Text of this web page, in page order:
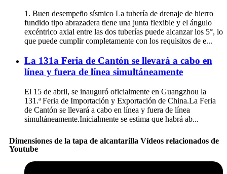
1. Buen desempeño sísmico La tubería de drenaje de hierro
fundido tipo abrazadera tiene una junta flexible y el ángulo
excéntrico axial entre las dos tuberías puede alcanzar los 5°, lo
que puede cumplir completamente con los requisitos de e...
La 131a Feria de Cantón se llevará a cabo en
línea y fuera de línea simultáneamente
El 15 de abril, se inauguró oficialmente en Guangzhou la
131.ª Feria de Importación y Exportación de China.La Feria
de Cantón se llevará a cabo en línea y fuera de línea
simultáneamente.Inicialmente se estima que habrá ab...
Dimensiones de la tapa de alcantarilla Vídeos relacionados de
Youtube